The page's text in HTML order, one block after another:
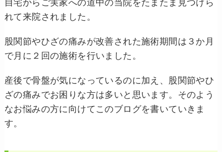
自宅からご実家への道中の当院をたまたま見つけら
れて来院されました。
股関節やひざの痛みが改善された施術期間は３か月
で月に２回の施術を行いました。
産後で骨盤が気になっているのに加え、股関節やひ
ざの痛みでお困りな方は多いと思います。そのよう
なお悩みの方に向けてこのブログを書いていきま
す。